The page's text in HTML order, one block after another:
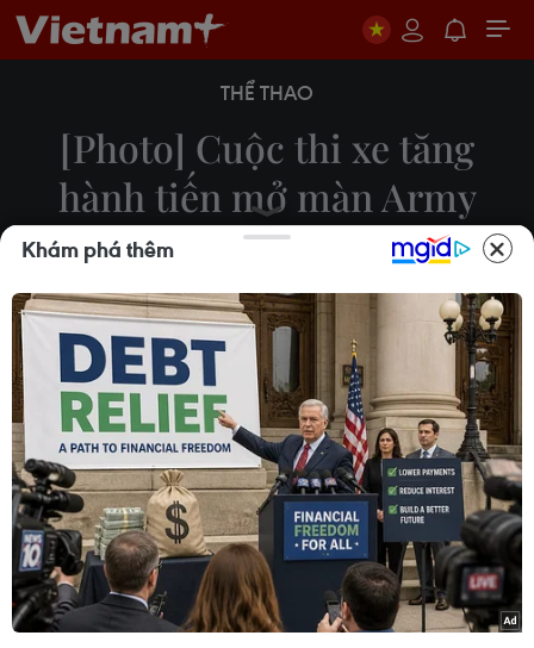
THỂ THAO
[Photo] Cuộc thi xe tăng
hành tiến mở màn Army
Games 2021 tại Nga
23/08/2021 02:40
Nội dung Xe tăng hành tiến (Tank Biathlon) là cuộc
thi hoành tráng nhất trong khuôn khổ Đại hội thể
thao quân đội quốc tế (Army Games 2021) được tổ
chức thường niên kể từ năm 2019.
Khám phá thêm